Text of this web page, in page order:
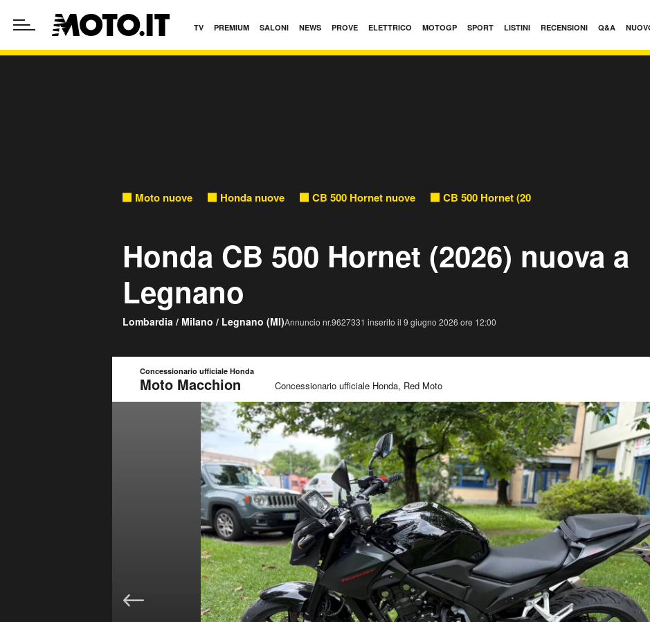
TV PREMIUM SALONI NEWS PROVE ELETTRICO MOTOGP SPORT LISTINI RECENSIONI Q&A
Moto nuove Honda nuove CB 500 Hornet nuove CB 500 Hornet (2026) nuove
Honda CB 500 Hornet (2026) nuova a
Legnano
Lombardia / Milano / Legnano (MI)Annuncio nr.9627331 inserito il 9 giugno 2026 ore 12:00
Concessionario ufficiale Honda
Moto Macchion Concessionario ufficiale Honda, Red Moto